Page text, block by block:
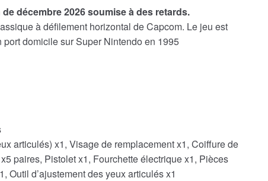
décembre 2026 soumise à des retards.
à défilement horizontal de Capcom. Le jeu est
domicile sur Super Nintendo en 1995
articulés) x1, Visage de remplacement x1, Coiffure de
paires, Pistolet x1, Fourchette électrique x1, Pièces
Outil d’ajustement des yeux articulés x1